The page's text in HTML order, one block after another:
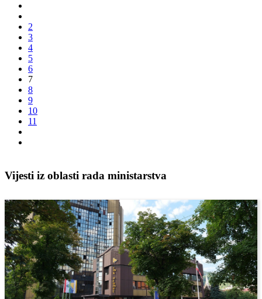
2
3
4
5
6
7
8
9
10
11
Vijesti iz oblasti rada ministarstva